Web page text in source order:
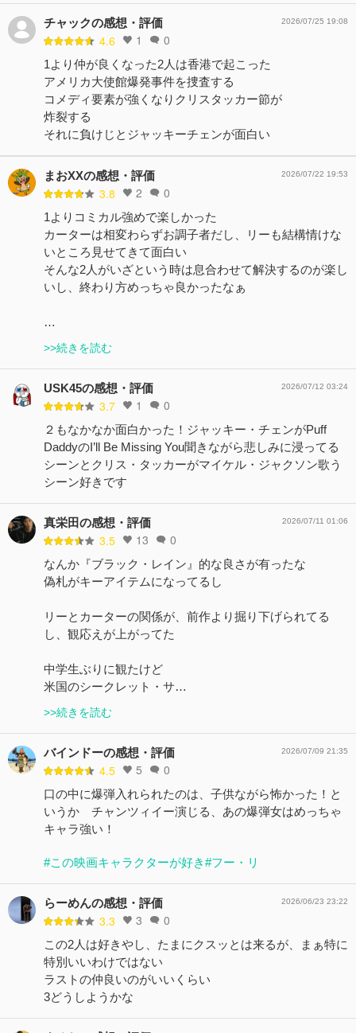
チャックの感想・評価
4.6 1 0
2026/07/25 19:08
1より仲が良くなった2人は香港で起こった
アメリカ大使館爆発事件を捜査する
コメディ要素が強くなりクリスタッカー節が
炸裂する
それに負けじとジャッキーチェンが面白い
まおXXの感想・評価
3.8 2 0
2026/07/22 19:53
1よりコミカル強めで楽しかった
カーターは相変わらずお調子者だし、リーも結構情けな
いところ見せてきて面白い
そんな2人がいざという時は息合わせて解決するのが楽し
いし、終わり方めっちゃ良かったなぁ
…
>>続きを読む
USK45の感想・評価
3.7 1 0
2026/07/12 03:24
２もなかなか面白かった！ジャッキー・チェンがPuff
DaddyのI’ll Be Missing You聞きながら悲しみに浸ってる
シーンとクリス・タッカーがマイケル・ジャクソン歌う
シーン好きです
真栄田の感想・評価
3.5 13 0
2026/07/11 01:06
なんか『ブラック・レイン』的な良さが有ったな
偽札がキーアイテムになってるし
リーとカーターの関係が、前作より掘り下げられてる
し、観応えが上がってた
中学生ぶりに観たけど
米国のシークレット・サ…
>>続きを読む
バインドーの感想・評価
4.5 5 0
2026/07/09 21:35
口の中に爆弾入れられたのは、子供ながら怖かった！と
いうか チャンツィイー演じる、あの爆弾女はめっちゃ
キャラ強い！
#この映画キャラクターが好き#フー・リ
らーめんの感想・評価
3.3 3 0
2026/06/23 23:22
この2人は好きやし、たまにクスッとは来るが、まぁ特に
特別いいわけではない
ラストの仲良いのがいいくらい
3どうしようかな